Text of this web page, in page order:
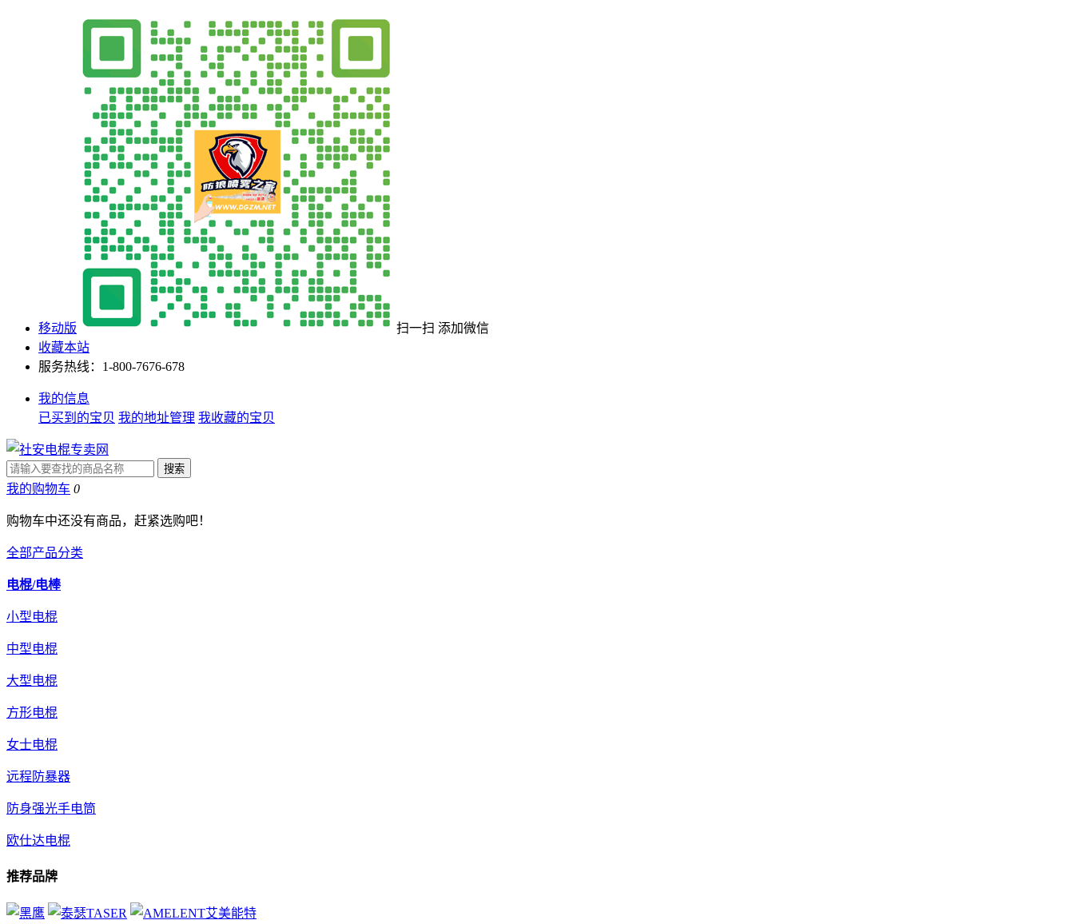
移动版
扫一扫 添加微信
收藏本站
服务热线：1-800-7676-678
我的信息
已买到的宝贝 我的地址管理 我收藏的宝贝
我的购物车 0
购物车中还没有商品，赶紧选购吧！
全部产品分类
电棍/电棒
小型电棍
中型电棍
大型电棍
方形电棍
女士电棍
远程防暴器
防身强光手电筒
欧仕达电棍
推荐品牌